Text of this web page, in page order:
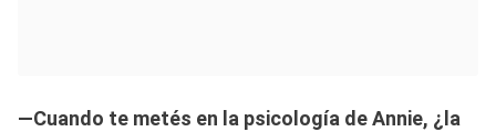
—Cuando te metés en la psicología de Annie, ¿la